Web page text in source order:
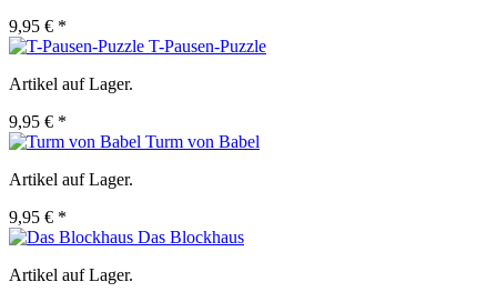
9,95 € *
T-Pausen-Puzzle
Artikel auf Lager.
9,95 € *
Turm von Babel
Artikel auf Lager.
9,95 € *
Das Blockhaus
Artikel auf Lager.